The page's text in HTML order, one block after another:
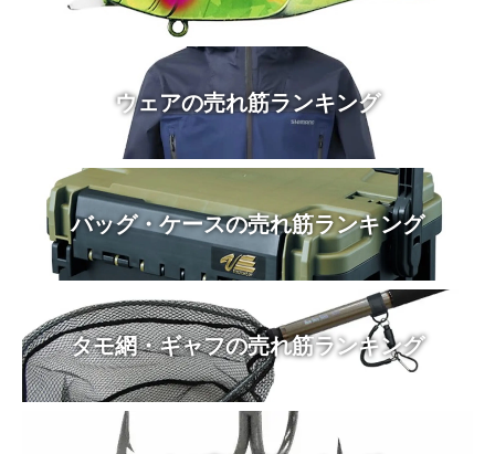
ウェアの売れ筋ランキング
バッグ・ケースの売れ筋ランキング
タモ網・ギャフの売れ筋ランキング